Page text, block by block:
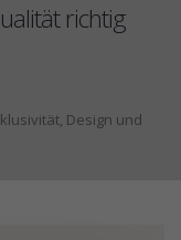
richtig
Design und